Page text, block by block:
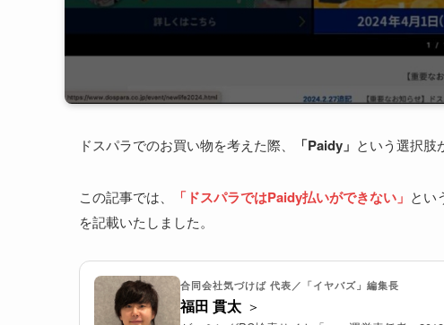
ドスパラでのお買い物を考えた際、 「Paidy」 という選択肢
この記事では、 「ドスパラではPaidy払いができない」 とい
を記載いたしました。
合同会社気づけば 代表／「イヤバズ」編集長
福田 貫太